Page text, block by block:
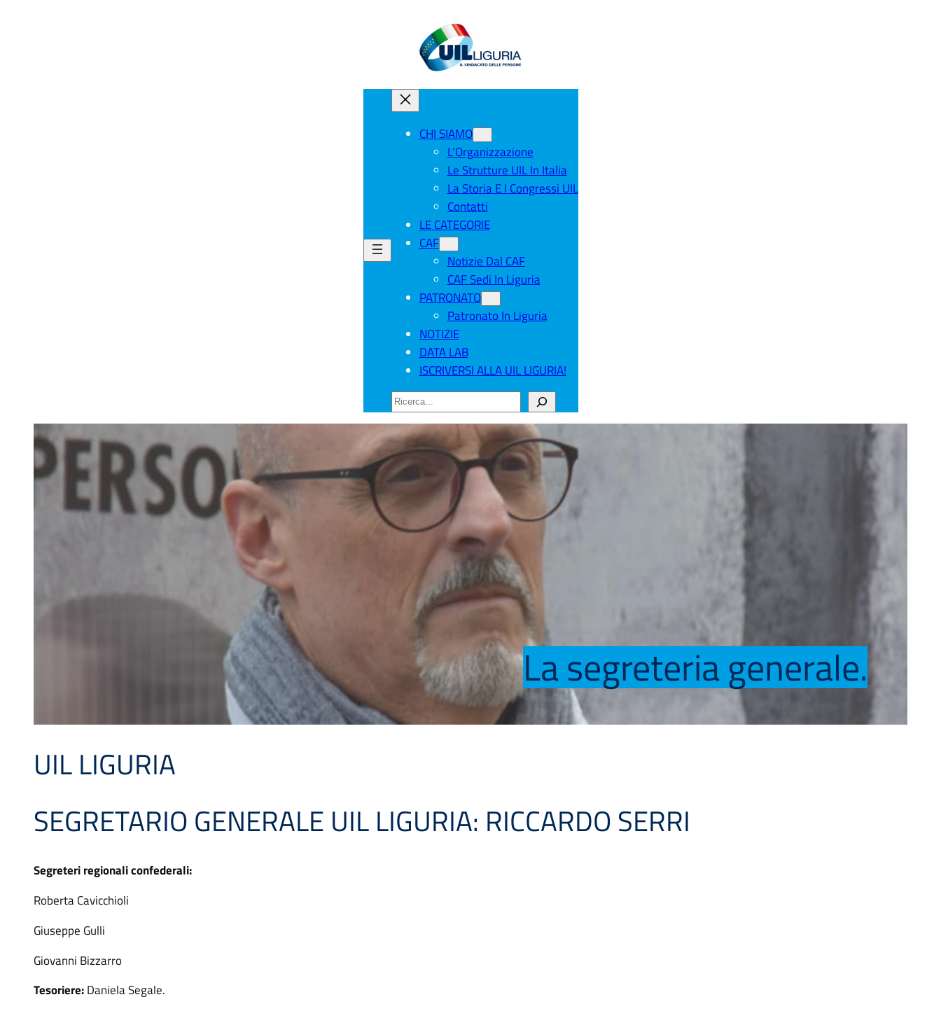
CHI SIAMO
L’Organizzazione
Le Strutture UIL In Italia
La Storia E I Congressi UIL
Contatti
LE CATEGORIE
CAF
Notizie Dal CAF
CAF Sedi In Liguria
PATRONATO
Patronato In Liguria
NOTIZIE
DATA LAB
ISCRIVERSI ALLA UIL LIGURIA!
CERCA
La segreteria generale.
UIL LIGURIA
SEGRETARIO GENERALE UIL LIGURIA: RICCARDO SERRI
Segreteri regionali confederali:
Roberta Cavicchioli
Giuseppe Gulli
Giovanni Bizzarro
Tesoriere:Daniela Segale.